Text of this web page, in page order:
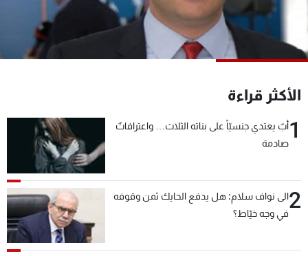
الأكثر قراءة
1أبٌ يعتدي جنسيّاً على بناته الثلاث… واعترافاتٌ
صادمة
2الى نواف سلام: هل يدفع الحايك ثمن وقوفه
في وجه خيّاط؟
شاهد البرامج
الترددات
الإنـتـاج
سياسة الخصوصية